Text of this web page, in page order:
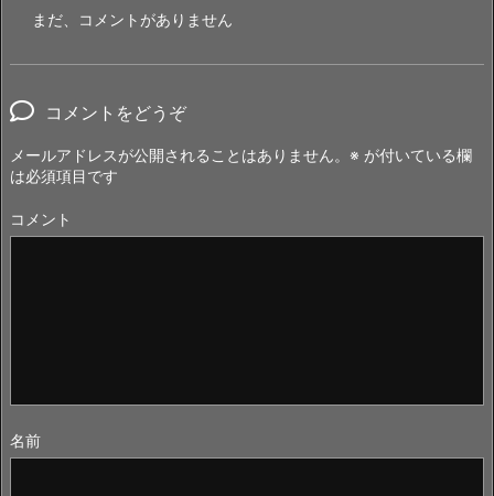
まだ、コメントがありません
コメントをどうぞ
メールアドレスが公開されることはありません。 ※ が付いている欄
は必須項目です
コメント
名前